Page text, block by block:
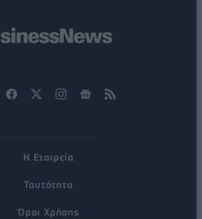
Η Εταιρεία
Ταυτότητα
Όροι Χρήσης